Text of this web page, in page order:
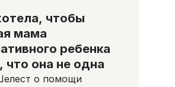
чтобы
мама
ребенка
что она не одна
о помощи